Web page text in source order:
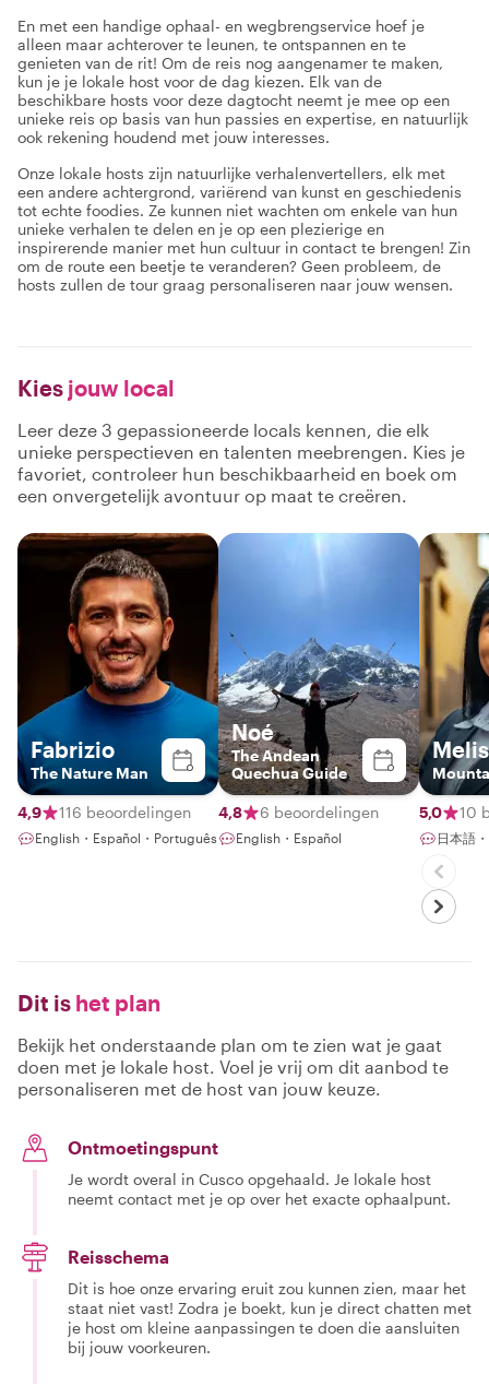
En met een handige ophaal- en wegbrengservice hoef je
alleen maar achterover te leunen, te ontspannen en te
genieten van de rit! Om de reis nog aangenamer te maken,
kun je je lokale host voor de dag kiezen. Elk van de
beschikbare hosts voor deze dagtocht neemt je mee op een
unieke reis op basis van hun passies en expertise, en natuurlijk
ook rekening houdend met jouw interesses.
Onze lokale hosts zijn natuurlijke verhalenvertellers, elk met
een andere achtergrond, variërend van kunst en geschiedenis
tot echte foodies. Ze kunnen niet wachten om enkele van hun
unieke verhalen te delen en je op een plezierige en
inspirerende manier met hun cultuur in contact te brengen! Zin
om de route een beetje te veranderen? Geen probleem, de
hosts zullen de tour graag personaliseren naar jouw wensen.
Kies jouw local
Leer deze 3 gepassioneerde locals kennen, die elk
unieke perspectieven en talenten meebrengen. Kies je
favoriet, controleer hun beschikbaarheid en boek om
een onvergetelijk avontuur op maat te creëren.
Fabrizio
The Nature Man
4,9 116 beoordelingen
English・Español・Português
Noé
The Andean
Quechua Guide
4,8 6 beoordelingen
English・Español
5,0 10
日本語
Dit is het plan
Bekijk het onderstaande plan om te zien wat je gaat
doen met je lokale host. Voel je vrij om dit aanbod te
personaliseren met de host van jouw keuze.
Ontmoetingspunt
Je wordt overal in Cusco opgehaald. Je lokale host
neemt contact met je op over het exacte ophaalpunt.
Reisschema
Dit is hoe onze ervaring eruit zou kunnen zien, maar het
staat niet vast! Zodra je boekt, kun je direct chatten met
je host om kleine aanpassingen te doen die aansluiten
bij jouw voorkeuren.